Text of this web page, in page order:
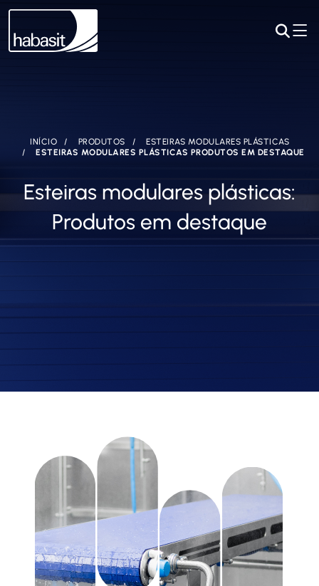
INÍCIO PRODUTOS
ESTEIRAS MODULARES PLÁSTICAS
ESTEIRAS MODULARES PLÁSTICAS PRODUTOS EM DESTAQUE
Esteiras modulares plásticas:
Produtos em destaque